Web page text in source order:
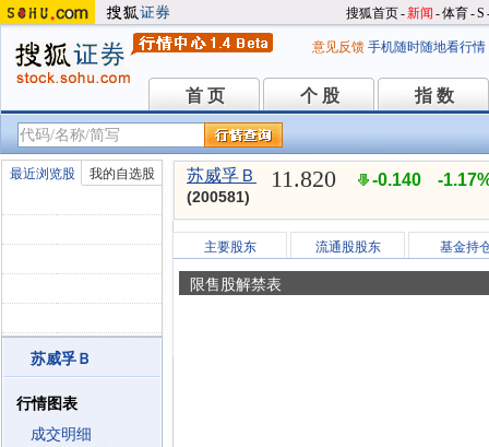
搜狐首页-新闻 -体育-S
意见反馈 手机随时随地看行情
首 页
首 页 个 股
个 股 指 数
指 数
最近浏览股 我的自选股
苏威孚Ｂ
行情图表
成交明细
苏威孚Ｂ
(200581)
11.820 -0.140 -
主要股东 流通股股东 基金持
限售股解禁表